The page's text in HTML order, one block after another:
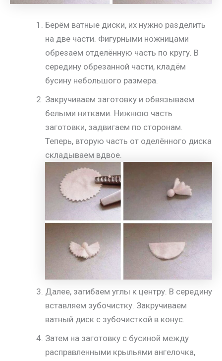
Берём ватные диски, их нужно разделить
на две части. Фигурными ножницами
обрезаем отделённую часть по кругу. В
середину обрезанной части, кладём
бусину небольшого размера.
Закручиваем заготовку и обвязываем
белыми нитками. Нижнюю часть
заготовки, задвигаем по сторонам.
Теперь, вторую часть от оделённого диска
складываем вдвое.
Далее, загибаем углы к центру. В середину
вставляем зубочистку. Закручиваем
ватный диск с зубочисткой в конус.
Затем на заготовку с бусиной между
расправленными крыльями ангелочка,